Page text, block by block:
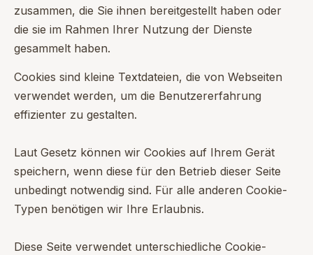
zusammen, die Sie ihnen bereitgestellt haben oder
die sie im Rahmen Ihrer Nutzung der Dienste
gesammelt haben.
Cookies sind kleine Textdateien, die von Webseiten
verwendet werden, um die Benutzererfahrung
effizienter zu gestalten.
Laut Gesetz können wir Cookies auf Ihrem Gerät
speichern, wenn diese für den Betrieb dieser Seite
unbedingt notwendig sind. Für alle anderen Cookie-
Typen benötigen wir Ihre Erlaubnis.
Diese Seite verwendet unterschiedliche Cookie-